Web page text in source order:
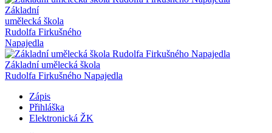
Základní
umělecká škola
Rudolfa Firkušného
Napajedla
Základní umělecká škola
Rudolfa Firkušného Napajedla
Zápis
Přihláška
Elektronická ŽK